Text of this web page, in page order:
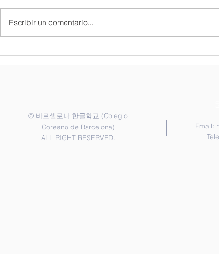
종업식 및 졸업식
Escribir un comentario...
© 바르셀로나 한글학교 (Colegio
Coreano de Barcelona)
ALL RIGHT RESERVED.
Email: